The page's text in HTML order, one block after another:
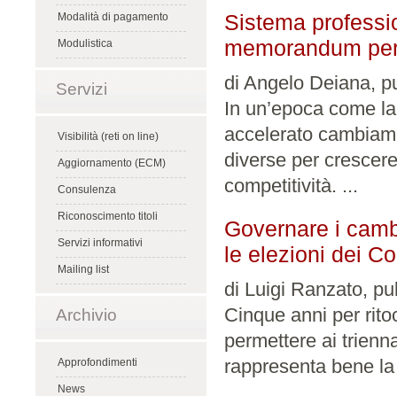
Modalità di pagamento
Modulistica
Servizi
Visibilità (reti on line)
Aggiornamento (ECM)
Consulenza
Riconoscimento titoli
Servizi informativi
Mailing list
Archivio
Approfondimenti
News
Sistema
memorandum
di Angelo Deiana,
In un’epoca come
accelerato
diverse per
competitività. ...
Governare i
le elezioni dei
di Luigi Ranzato,
Cinque anni per
permettere ai
rappresenta bene